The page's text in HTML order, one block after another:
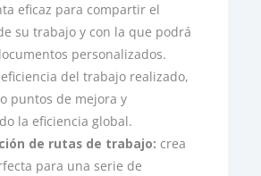
eficaz para compartir el
su trabajo y con la que podrá
personalizados.
del trabajo realizado,
puntos de mejora y
la eficiencia global.
de rutas de trabajo: crea
para una serie de